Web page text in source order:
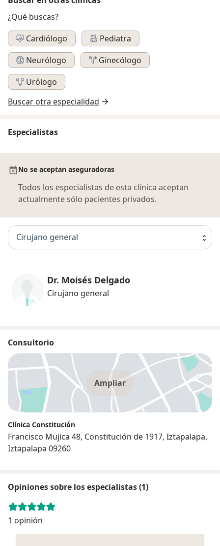
¿Qué buscas?
Cardiólogo
Pediatra
Neurólogo
Ginecólogo
Urólogo
Buscar otra especialidad
Especialistas
No se aceptan aseguradoras
Todos los especialistas de esta clínica aceptan
actualmente sólo pacientes privados.
Cirujano general
Dr. Moisés Delgado
Cirujano general
Consultorio
Ampliar
Clínica Constitución
Francisco Mujica 48, Constitución de 1917, Iztapalapa,
Iztapalapa 09260
Opiniones sobre los especialistas (1)
1 opinión